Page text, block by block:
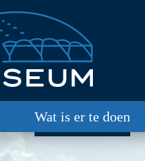
Wat is er te doen